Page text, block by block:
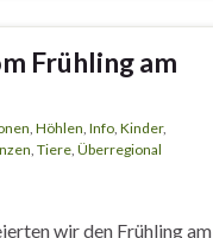
Frühling am
, Höhlen, Info, Kinder,
, Tiere, Überregional
wir den Frühling am